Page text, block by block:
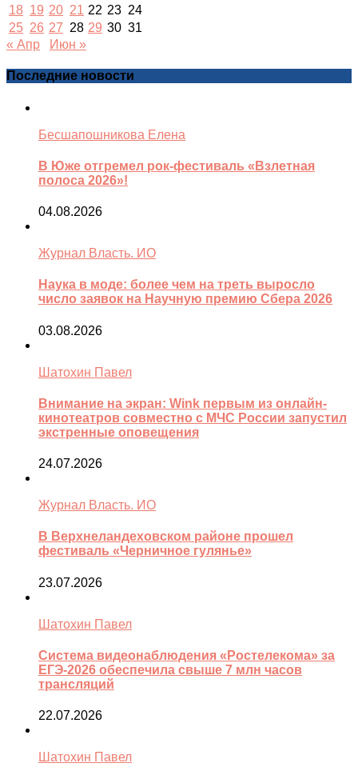
18 19 20 21 22 23 24
25 26 27 28 29 30 31
« Апр
Июн »
Последние новости
Бесшапошникова Елена
В Юже отгремел рок-фестиваль «Взлетная
полоса 2026»!
04.08.2026
Журнал Власть. ИО
Наука в моде: более чем на треть выросло
число заявок на Научную премию Сбера 2026
03.08.2026
Шатохин Павел
Внимание на экран: Wink первым из онлайн-
кинотеатров совместно с МЧС России запустил
экстренные оповещения
24.07.2026
Журнал Власть. ИО
В Верхнеландеховском районе прошел
фестиваль «Черничное гулянье»
23.07.2026
Шатохин Павел
Система видеонаблюдения «Ростелекома» за
ЕГЭ-2026 обеспечила свыше 7 млн часов
трансляций
22.07.2026
Шатохин Павел